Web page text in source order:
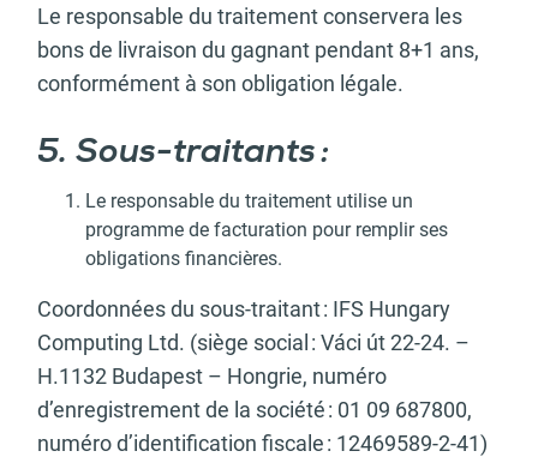
Le responsable du traitement conservera les
bons de livraison du gagnant pendant 8+1 ans,
conformément à son obligation légale.
5. Sous-traitants :
Le responsable du traitement utilise un
programme de facturation pour remplir ses
obligations financières.
Coordonnées du sous-traitant : IFS Hungary
Computing Ltd. (siège social : Váci út 22-24. –
H.1132 Budapest – Hongrie, numéro
d’enregistrement de la société : 01 09 687800,
numéro d’identification fiscale : 12469589-2-41)